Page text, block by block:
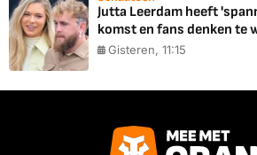
Jutta Leerdam heeft
komst en fans denken te
Gisteren, 11:15